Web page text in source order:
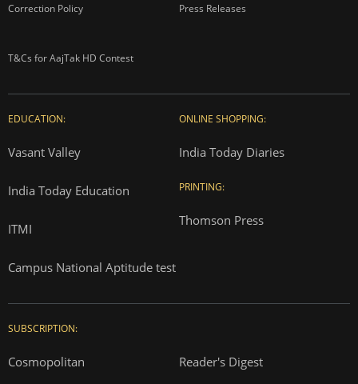
Correction Policy Press Releases
T&Cs for AajTak HD Contest
EDUCATION:
Vasant Valley
India Today Education
ITMI
Campus National Aptitude test
ONLINE SHOPPING:
India Today Diaries
PRINTING:
Thomson Press
SUBSCRIPTION:
Cosmopolitan Reader's Digest